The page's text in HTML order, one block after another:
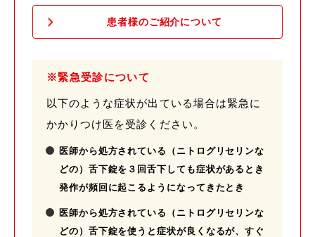
患者様のご紹介について
※緊急受診について
以下のような症状が出ている場合は緊急に
かかりつけ医を受診ください。
医師から処方されている（ニトログリセリンな
どの）舌下錠を３回舌下しても症状があるとき
発作が頻回に起こるようになってきたとき
医師から処方されている（ニトログリセリンな
どの）舌下錠を使うと症状が良くなるが、すぐ